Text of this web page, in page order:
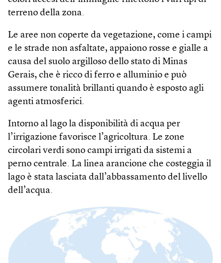
terreno della zona.
Le aree non coperte da vegetazione, come i campi
e le strade non asfaltate, appaiono rosse e gialle a
causa del suolo argilloso dello stato di Minas
Gerais, che è ricco di ferro e alluminio e può
assumere tonalità brillanti quando è esposto agli
agenti atmosferici.
Intorno al lago la disponibilità di acqua per
l’irrigazione favorisce l’agricoltura. Le zone
circolari verdi sono campi irrigati da sistemi a
perno centrale. La linea arancione che costeggia il
lago è stata lasciata dall’abbassamento del livello
dell’acqua.